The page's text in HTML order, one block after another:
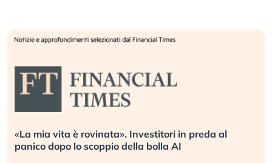
«La mia vita è rovinata». Investitori in preda al
panico dopo lo scoppio della bolla AI